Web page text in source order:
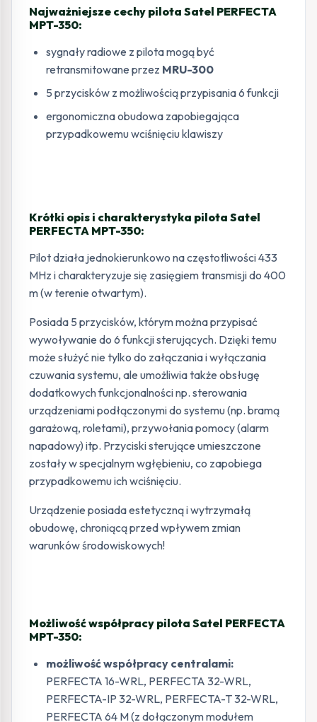
Najważniejsze cechy pilota Satel PERFECTA
MPT-350:
sygnały radiowe z pilota mogą być
retransmitowane przez MRU-300
5 przycisków z możliwością przypisania 6 funkcji
ergonomiczna obudowa zapobiegająca
przypadkowemu wciśnięciu klawiszy
Krótki opis i charakterystyka pilota Satel
PERFECTA MPT-350:
Pilot działa jednokierunkowo na częstotliwości 433
MHz i charakteryzuje się zasięgiem transmisji do 400
m (w terenie otwartym).
Posiada 5 przycisków, którym można przypisać
wywoływanie do 6 funkcji sterujących. Dzięki temu
może służyć nie tylko do załączania i wyłączania
czuwania systemu, ale umożliwia także obsługę
dodatkowych funkcjonalności np. sterowania
urządzeniami podłączonymi do systemu (np. bramą
garażową, roletami), przywołania pomocy (alarm
napadowy) itp. Przyciski sterujące umieszczone
zostały w specjalnym wgłębieniu, co zapobiega
przypadkowemu ich wciśnięciu.
Urządzenie posiada estetyczną i wytrzymałą
obudowę, chroniącą przed wpływem zmian
warunków środowiskowych!
Możliwość współpracy pilota Satel PERFECTA
MPT-350:
możliwość współpracy centralami:
PERFECTA 16-WRL, PERFECTA 32-WRL,
PERFECTA-IP 32-WRL, PERFECTA-T 32-WRL,
PERFECTA 64 M (z dołączonym modułem